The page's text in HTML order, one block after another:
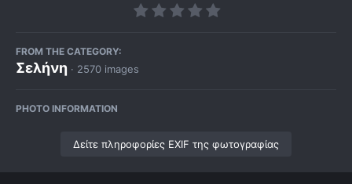
FROM THE CATEGORY:
Σελήνη · 2570 images
PHOTO INFORMATION
Δείτε πληροφορίες EXIF της φωτογραφίας